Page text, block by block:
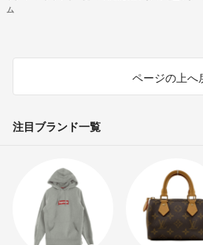
ム
ページの上へ
注目ブランド一覧